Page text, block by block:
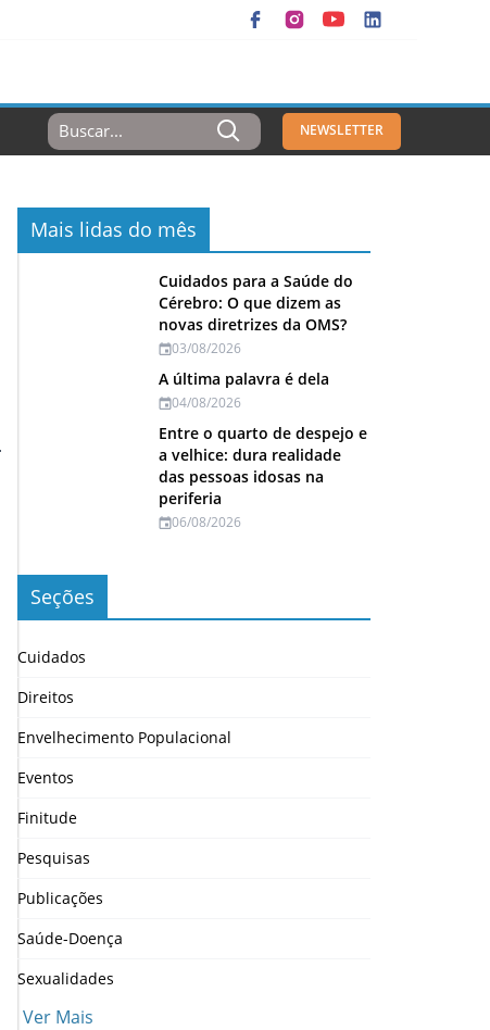
Resultados
Para:
NEWSLETTER
Mais lidas do mês
Cuidados para a Saúde do
Cérebro: O que dizem as
novas diretrizes da OMS?
03/08/2026
A última palavra é dela
04/08/2026
Entre o quarto de despejo e
a velhice: dura realidade
das pessoas idosas na
periferia
06/08/2026
Seções
Cuidados
Direitos
Envelhecimento Populacional
Eventos
Finitude
Pesquisas
Publicações
Saúde-Doença
Sexualidades
Ver Mais